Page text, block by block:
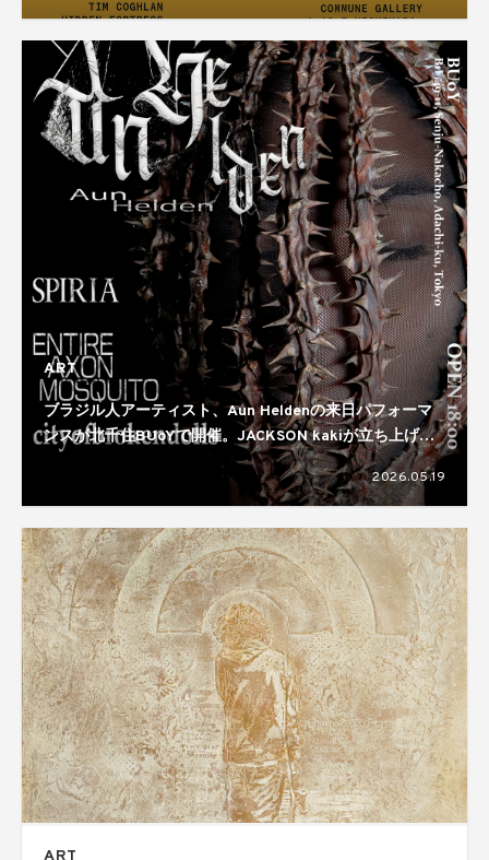
ART
ブラジル人アーティスト、Aun Heldenの来日パフォーマ
ンスが北千住BUoYで開催。JACKSON kakiが立ち上げた
アートコレクティブ、EMTIRE AXON MOSQUITO主催の
2026.05.19
ART